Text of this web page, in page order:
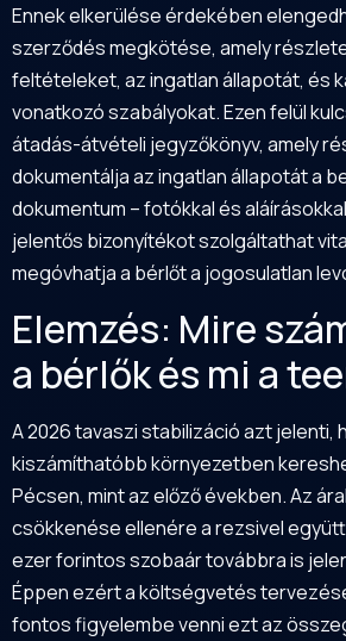
Ennek elkerülése érdekében
szerződés megkötése, amely
feltételeket, az ingatlan állapotát, és
vonatkozó szabályokat. Ezen felül
átadás-átvételi jegyzőkönyv, amely
dokumentálja az ingatlan állapotát a
dokumentum – fotókkal és
jelentős bizonyítékot szolgáltathat
megóvhatja a bérlőt a jogosulatlan
Elemzés: Mire
a bérlők és mi a
A 2026 tavaszi stabilizáció azt jelenti,
kiszámíthatóbb környezetben
Pécsen, mint az előző években. Az
csökkenése ellenére a rezsivel
ezer forintos szobaár továbbra is
Éppen ezért a költségvetés
fontos figyelembe venni ezt az